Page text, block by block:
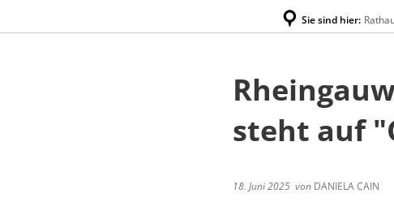
Sie sind hier:
steht auf
18. Juni 2025 von DANIELA CAIN